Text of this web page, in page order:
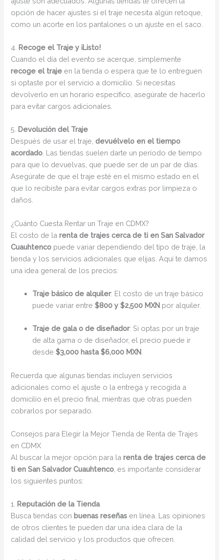
opción de hacer ajustes si el traje necesita algún retoque,
como un acorte en los pantalones o un ajuste en el saco.
4. Recoge el Traje y ¡Listo!
Cuando el día del evento se acerque, simplemente
recoge el traje en la tienda o espera que te lo entreguen
si optaste por el servicio a domicilio. Si necesitas
devolverlo en un horario específico, asegúrate de hacerlo
para evitar cargos adicionales.
5. Devolución del Traje
Después de usar el traje,devuélvelo en el tiempo
acordado . Las tiendas suelen darte un período de tiempo
para que lo devuelvas, que puede ser de un par de días.
Asegúrate de que el traje esté en el mismo estado en el
que lo recibiste para evitar cargos extras por limpieza o
daños.
¿Cuánto Cuesta Rentar un Traje en CDMX?
El costo de larenta de trajes cerca de ti en San Salvador
Cuauhtenco puede variar dependiendo del tipo de traje, la
tienda y los servicios adicionales que elijas. Aquí te damos
una idea general de los precios:
Traje básico de alquiler: El costo de un traje básico
puede variar entre$800 y $2,500 MXN por alquiler.
Traje de gala o de diseñador: Si optas por un traje
de alta gama o de diseñador, el precio puede ir
desde$3,000 hasta $6,000 MXN
Recuerda que algunas tiendas incluyen servicios
adicionales como el ajuste o la entrega y recogida a
domicilio en el precio final, mientras que otras pueden
cobrarlos por separado.
Consejos para Elegir la Mejor Tienda de Renta de Trajes
en CDMX
Al buscar la mejor opción para larenta de trajes cerca de
ti en San Salvador Cuauhtenco , es importante considerar
los siguientes puntos:
1. Reputación de la Tienda
Busca tiendas con buenas reseñas en línea. Las opiniones
de otros clientes te pueden dar una idea clara de la
calidad del servicio y los productos que ofrecen.